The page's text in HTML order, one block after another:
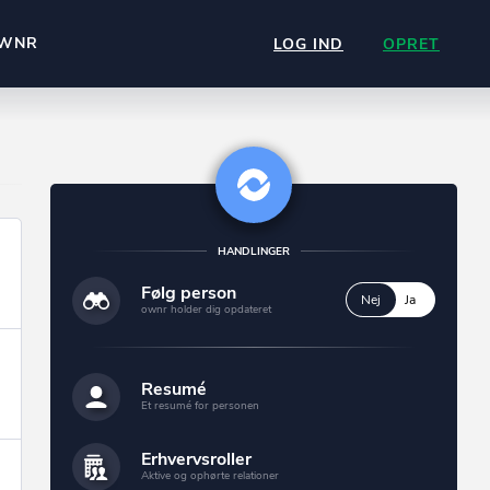
LOG IND OPRET
HANDLINGER
Følg person
ownr holder dig opdateret
Nej Ja
Resumé
Et resumé for personen
Erhvervsroller
Aktive og ophørte relationer